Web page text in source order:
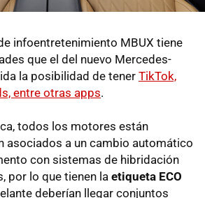
infoentretenimiento MBUX tiene
que el del nuevo Mercedes-
la posibilidad de tener TikTok,
entre otras apps.
todos los motores están
asociados a un cambio automático
con sistemas de hibridación
por lo que tienen la etiqueta ECO
deberían llegar conjuntos